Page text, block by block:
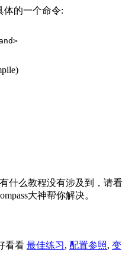
体的一个命令:
什么教程没有涉及到，请看
大神帮你解决。
看看 最佳练习, 配置参照, 变